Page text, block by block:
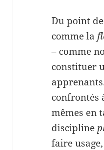
Du point
comme la
– comme
constituer
confrontés
mêmes en
discipline
faire